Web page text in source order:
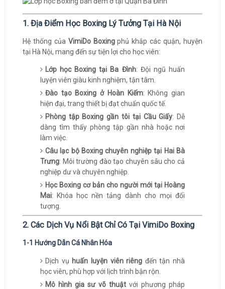
1. Địa Điểm Học Boxing Lý Tưởng Tại Hà Nội
Hệ thống của VimiDo Boxingphủ khắp các quận, huyện
tại Hà Nội, mang đến sự tiện lợi cho học viên:
Lớp học Boxing tại Ba Đình: Đội ngũ huấn
luyện viên giàu kinh nghiệm, tận tâm.
Đào tạo Boxing ở Hoàn Kiếm: Không gian
hiện đại, trang thiết bị đạt chuẩn quốc tế.
Phòng tập Boxing gần tôi tại Cầu Giấy: Dễ
dàng tìm thấy phòng tập gần nhà hoặc nơi
làm việc.
Câu lạc bộ Boxing chuyên nghiệp tại Hai Bà
Trưng: Môi trường đào tạo chuyên sâu cho cả
nghiệp dư và chuyên nghiệp.
Học Boxing cơ bản cho người mới tại Hoàng
Mai: Khóa học nền tảng dành cho mọi đối
tượng.
2. Các Dịch Vụ Nổi Bật Chỉ Có Tại VimiDo Boxing
1-1 Hướng Dẫn Cá Nhân Hóa
Dịch vụ huấn luyện viên riêng đến tận nhà
học viên, phù hợp với lịch trình bận rộn.
Mô hình gia sư võ thuật với phương pháp